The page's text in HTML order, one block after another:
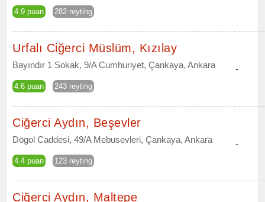
4.9 puan 282 reyting
Urfalı Ciğerci Müslüm, Kızılay
Bayındır 1 Sokak, 9/A Cumhuriyet, Çankaya, Ankara
4.6 puan 243 reyting
-
Ciğerci Aydın, Beşevler
Dögol Caddesi, 49/A Mebusevleri, Çankaya, Ankara
4.4 puan 123 reyting
-
Ciğerci Aydın, Maltepe